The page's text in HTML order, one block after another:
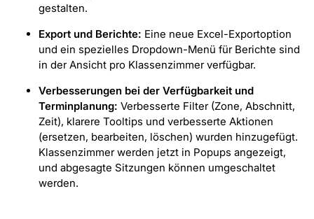
gestalten.
Export und Berichte: Eine neue Excel-Exportoption
und ein spezielles Dropdown-Menü für Berichte sind
in der Ansicht pro Klassenzimmer verfügbar.
Verbesserungen bei der Verfügbarkeit und
Terminplanung: Verbesserte Filter (Zone, Abschnitt,
Zeit), klarere Tooltips und verbesserte Aktionen
(ersetzen, bearbeiten, löschen) wurden hinzugefügt.
Klassenzimmer werden jetzt in Popups angezeigt,
und abgesagte Sitzungen können umgeschaltet
werden.